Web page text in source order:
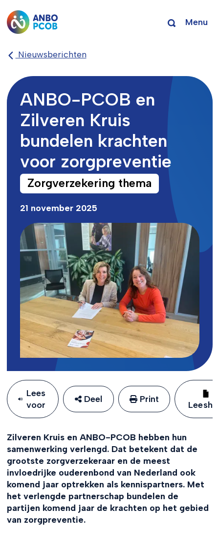
Menu
Nieuwsberichten
ANBO-PCOB en
Zilveren Kruis
bundelen krachten
voor zorgpreventie
Zorgverzekering thema
21 november 2025
Lees
voor
Deel Print
Zilveren Kruis en ANBO-PCOB hebben hun
samenwerking verlengd. Dat betekent dat de
grootste zorgverzekeraar en de meest
invloedrijke ouderenbond van Nederland ook
komend jaar optrekken als kennispartners. Met
het verlengde partnerschap bundelen de
partijen komend jaar de krachten op het gebied
van zorgpreventie.